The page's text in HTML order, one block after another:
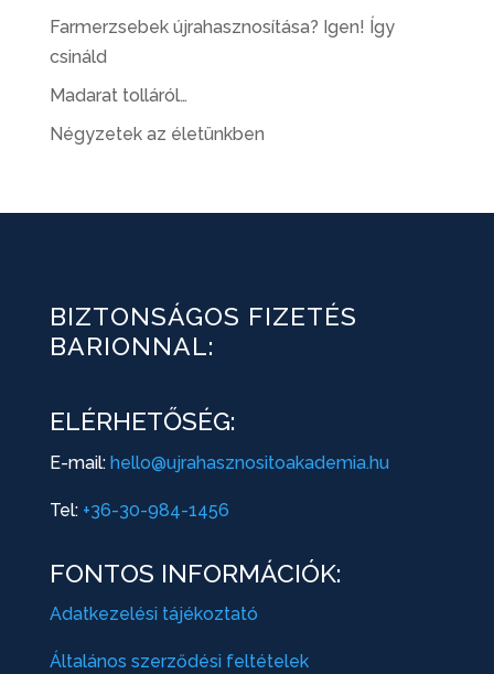
Farmerzsebek újrahasznosítása? Igen! Így
csináld
Madarat tolláról…
Négyzetek az életünkben
BIZTONSÁGOS FIZETÉS
BARIONNAL:
ELÉRHETŐSÉG:
E-mail: hello@ujrahasznositoakademia.hu
Tel: +36-30-984-1456
FONTOS INFORMÁCIÓK:
Adatkezelési tájékoztató
Általános szerződési feltételek